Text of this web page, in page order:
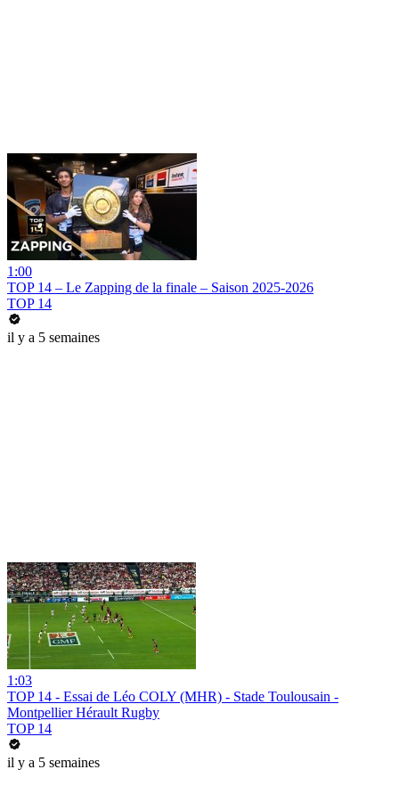
1:00
TOP 14 – Le Zapping de la finale – Saison 2025-2026
TOP 14
il y a 5 semaines
1:03
TOP 14 - Essai de Léo COLY (MHR) - Stade Toulousain -
Montpellier Hérault Rugby
TOP 14
il y a 5 semaines